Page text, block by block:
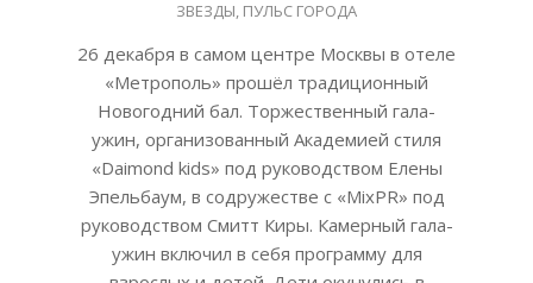
28
ЗВЕЗДЫ, ПУЛЬС ГОРОДА
26 декабря в самом центре Москвы в отеле
«Метрополь» прошёл традиционный
Новогодний бал. Торжественный гала-
ужин, организованный Академией стиля
«Daimond kids» под руководством Елены
Эпельбаум, в содружестве с «MixPR» под
руководством Смитт Киры. Камерный гала-
ужин включил в себя программу для